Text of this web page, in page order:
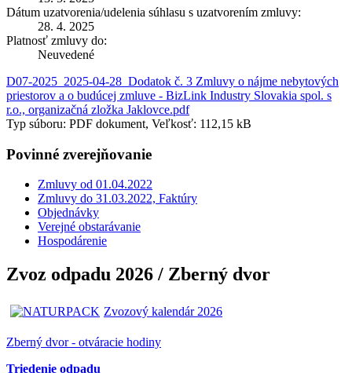
Dátum uzatvorenia/udelenia súhlasu s uzatvorením zmluvy:
28. 4. 2025
Platnosť zmluvy do:
Neuvedené
D07-2025_2025-04-28_Dodatok č. 3 Zmluvy o nájme nebytových
priestorov a o budúcej zmluve - BizLink Industry Slovakia spol. s
r.o., organizačná zložka Jaklovce.pdf
Typ súboru: PDF dokument, Veľkosť: 112,15 kB
Povinné zverejňovanie
Zmluvy od 01.04.2022
Zmluvy do 31.03.2022, Faktúry
Objednávky
Verejné obstarávanie
Hospodárenie
Zvoz odpadu 2026 / Zberný dvor
Zvozový kalendár 2026
Zberný dvor - otváracie hodiny
Triedenie odpadu